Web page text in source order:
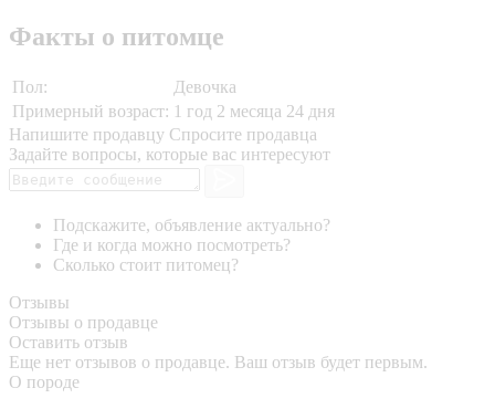
Факты о питомце
Пол:
Девочка
Примерный возраст: 1 год 2 месяца 24 дня
Напишите продавцу Спросите продавца
Задайте вопросы, которые вас интересуют
Подскажите, объявление актуально?
Где и когда можно посмотреть?
Сколько стоит питомец?
Отзывы
Отзывы о продавце
Оставить отзыв
Еще нет отзывов о продавце. Ваш отзыв будет первым.
О породе